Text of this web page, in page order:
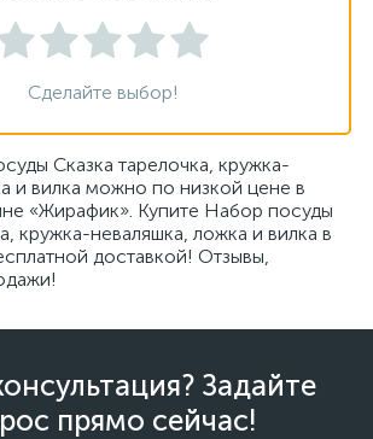
Сделайте выбор!
Сказка тарелочка, кружка-
и вилка можно по низкой цене в
«Жирафик». Купите Набор посуды
кружка-неваляшка, ложка и вилка в
доставкой! Отзывы,
Задайте
прямо сейчас!